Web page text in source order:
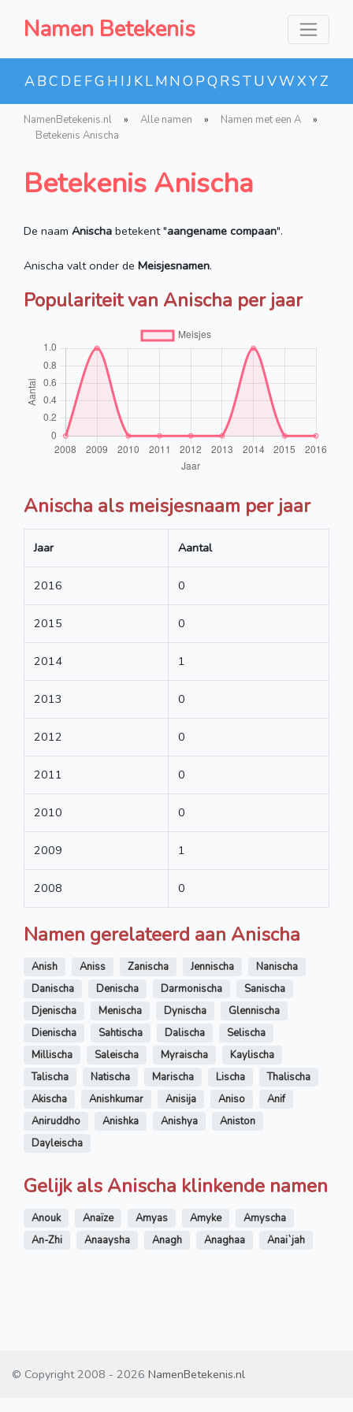
Namen Betekenis
ABC D E FG H IJ KLMNO PQ RSTUVWXYZ
NamenBetekenis.nl » Alle namen » Namen met een A
»
Betekenis Anischa
Betekenis Anischa
De naam Anischa betekent "aangename compaan".
Anischa valt onder de Meisjesnamen.
Populariteit van Anischa per jaar
Anischa als meisjesnaam per jaar
Jaar Aantal
2016 0
2015 0
2014 1
2013 0
2012 0
2011 0
2010 0
2009 1
2008 0
Namen gerelateerd aan Anischa
Anish Aniss Zanischa Jennischa
Nanischa
Danischa
Denischa Darmonischa
Sanischa
Djenischa
Menischa Dynischa
Glennischa
Dienischa
Sahtischa Dalischa
Selischa
Millischa
Saleischa Myraischa
Kaylischa
Talischa
Natischa Marischa Lischa
Thalischa
Akischa
Anishkumar Anisija Aniso
Anif
Aniruddho
Anishka Anishya
Aniston
Dayleischa
Gelijk als Anischa klinkende namen
Anouk Anaïze Amyas Amyke
Amyscha
An-Zhi
Anaaysha Anagh Anaghaa Anai`jah
© Copyright 2008 - 2026 NamenBetekenis.nl